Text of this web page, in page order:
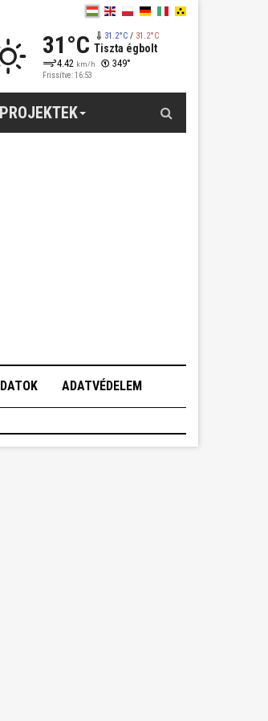
31°C 31.2°C/ 31.2°C
Tiszta égbolt
4.42 km/h 349°
Frissítve: 16:53
PROJEKTEK
ADATVÉDELEM